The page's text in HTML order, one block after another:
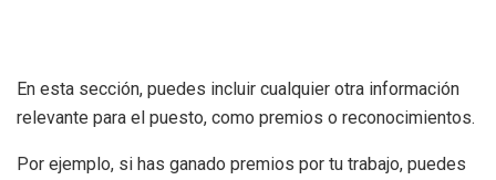
En esta sección, puedes incluir cualquier otra información
relevante para el puesto, como premios o reconocimientos.
Por ejemplo, si has ganado premios por tu trabajo, puedes